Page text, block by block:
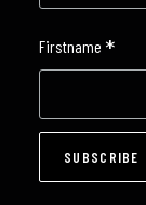
Firstname *